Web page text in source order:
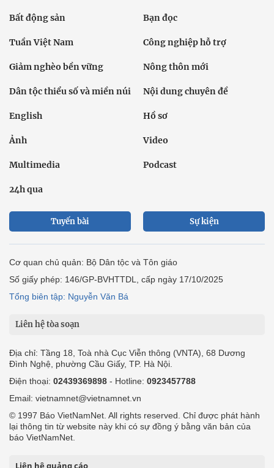
Bất động sản Bạn đọc
Tuần Việt Nam Công nghiệp hỗ trợ
Giảm nghèo bền vững Nông thôn mới
Dân tộc thiểu số và miền núi Nội dung chuyên đề
English Hồ sơ
Ảnh Video
Multimedia Podcast
24h qua
Tuyến bài Sự kiện
Cơ quan chủ quản: Bộ Dân tộc và Tôn giáo
Số giấy phép: 146/GP-BVHTTDL, cấp ngày 17/10/2025
Tổng biên tập: Nguyễn Văn Bá
Liên hệ tòa soạn
Địa chỉ: Tầng 18, Toà nhà Cục Viễn thông (VNTA), 68 Dương
Đình Nghệ, phường Cầu Giấy, TP. Hà Nội.
Điện thoại: 02439369898 - Hotline: 0923457788
Email: vietnamnet@vietnamnet.vn
© 1997 Báo VietNamNet. All rights reserved. Chỉ được phát hành
lại thông tin từ website này khi có sự đồng ý bằng văn bản của
báo VietNamNet.
Liên hệ quảng cáo